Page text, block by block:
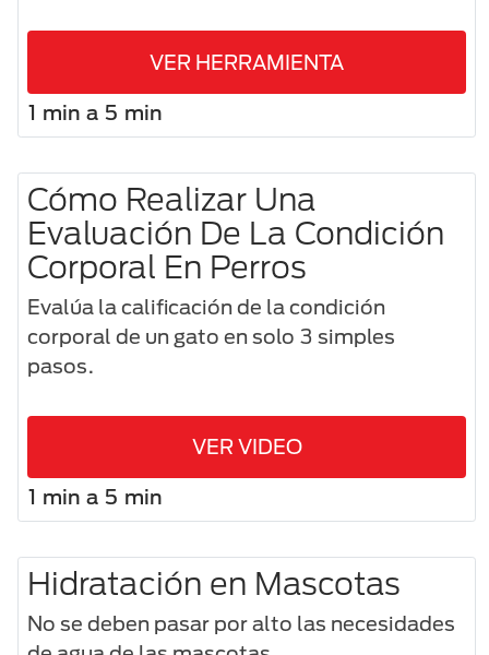
VER HERRAMIENTA
1 min a 5 min
Cómo Realizar Una
Evaluación De La Condición
Corporal En Perros
Evalúa la calificación de la condición
corporal de un gato en solo 3 simples
pasos.
VER VIDEO
1 min a 5 min
Hidratación en Mascotas
No se deben pasar por alto las necesidades